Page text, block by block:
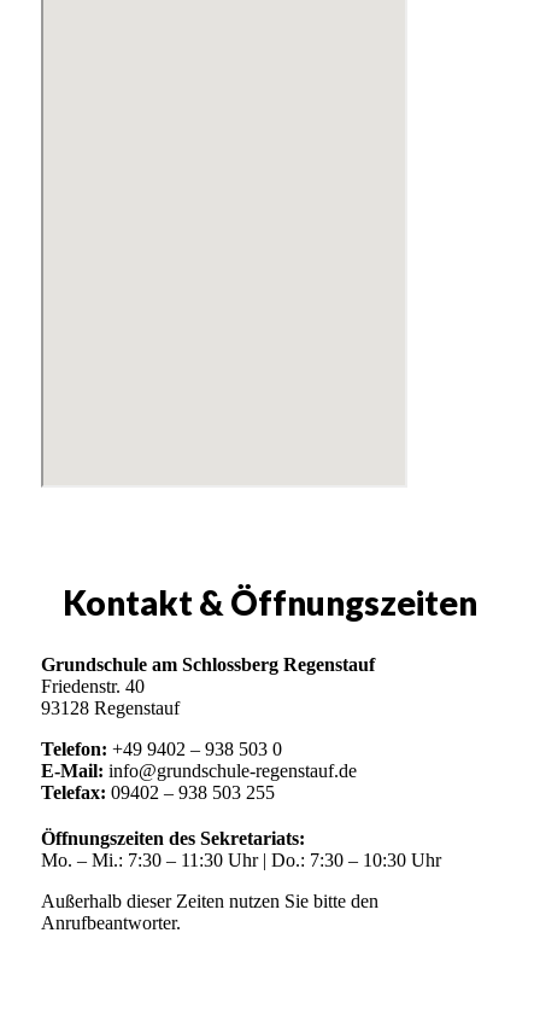
Kontakt & Öffnungszeiten
Grundschule am Schlossberg Regenstauf
Friedenstr. 40
93128 Regenstauf
Telefon: +49 9402 – 938 503 0
E-Mail: info@grundschule-regenstauf.de
Telefax: 09402 – 938 503 255
Öffnungszeiten des Sekretariats:
Mo. – Mi.: 7:30 – 11:30 Uhr | Do.: 7:30 – 10:30 Uhr
Außerhalb dieser Zeiten nutzen Sie bitte den
Anrufbeantworter.